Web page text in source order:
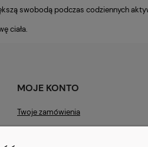
swobodą podczas codziennych
ciała.
MOJE KONTO
Twoje zamówienia
Ustawienia konta